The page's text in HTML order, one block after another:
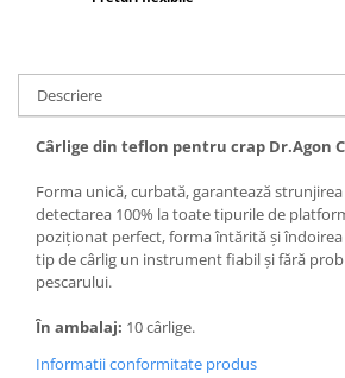
Pop-up
Momeala artificiala
Aditivi, arome, dipuri
Pescuit la copca
Bagajerie pescuit
Genti
Lazi
Huse
Penare
Descriere
Cârlige din teflon pentru crap Dr.Agon
Forma unică, curbată, garantează strunjirea
detectarea 100% la toate tipurile de
poziționat perfect, forma întărită și
tip de cârlig un instrument fiabil și fără
pescarului.
În ambalaj: 10 cârlige.
Informatii conformitate produs